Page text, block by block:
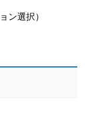
ン選択）